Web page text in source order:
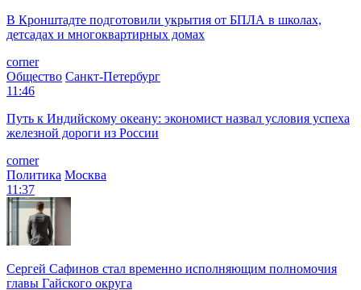
В Кронштадте подготовили укрытия от БПЛА в школах,
детсадах и многоквартирных домах
corner
Общество Санкт-Петербург
11:46
Путь к Индийскому океану: экономист назвал условия успеха
железной дороги из России
corner
Политика Москва
11:37
Сергей Сафинов стал временно исполняющим полномочия
главы Гайского округа